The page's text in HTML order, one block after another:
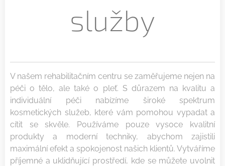
služby
V našem rehabilitačním centru se zaměřujeme nejen na
péči o tělo, ale také o pleť. S důrazem na kvalitu a
individuální péči nabízíme široké spektrum
kosmetických služeb, které vám pomohou vypadat a
cítit se skvěle. Používáme pouze vysoce kvalitní
produkty a moderní techniky, abychom zajistili
maximální efekt a spokojenost našich klientů. Vytváříme
příjemné a uklidňující prostředí, kde se můžete uvolnit